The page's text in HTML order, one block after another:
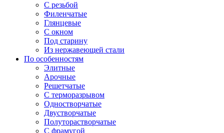
С резьбой
Филенчатые
Глянцевые
С окном
Под старину
Из нержавеющей стали
По особенностям
Элитные
Арочные
Решетчатые
С терморазрывом
Одностворчатые
Двустворчатые
Полуторастворчатые
С фрамугой